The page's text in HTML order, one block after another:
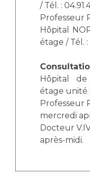
/ Tél. :
Professeur
Hôpital
étage / Tél. :
Hôpital
étage unité
Professeur
mercredi
Docteur
après-midi.